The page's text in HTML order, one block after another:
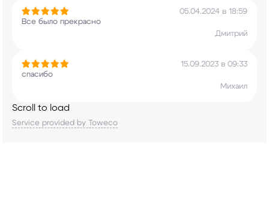
05.04.2024 в 18:59
Все было прекрасно
Дмитрий
15.09.2023 в 09:33
спасибо
Михаил
Scroll to load
Service provided by Toweco